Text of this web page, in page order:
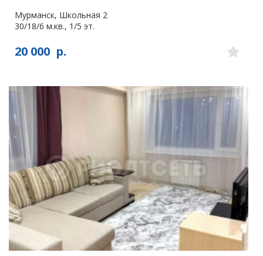
Мурманск, Школьная 2
30/18/6 м.кв., 1/5 эт.
20 000 р.